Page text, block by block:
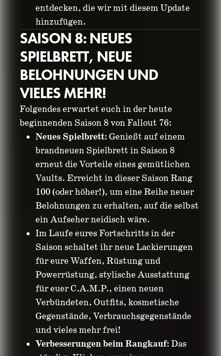
entdecken, die wir mit diesem Update
hinzufügen.
SAISON 8: NEUES
SPIELBRETT, NEUE
BELOHNUNGEN UND
VIELES MEHR!
Folgendes erwartet euch in der heute
beginnenden Saison 8 von Fallout 76:
Neues Spielbrett: Genießt auf einem
brandneuen Spielbrett in Saison 8
erneut die Vorteile eines gemütlichen
Vaults. Erreicht in dieser Saison Rang
100 (oder höher!), um eine Reihe neuer
Belohnungen zu erhalten, auf die selbst
ein Aufseher neidisch wäre.
Im Laufe eures Fortschritts in der
Saison schaltet ihr neue Lackierungen
für eure Waffen, Rüstung und
Powerrüstung, stylische Ausstattung
für euer C.A.M.P., einen neuen
Verbündeten, Outfits, kosmetische
Gegenstände, Verbrauchsgegenstände
und vieles mehr frei!
Verbesserungen beim Rangkauf: Das